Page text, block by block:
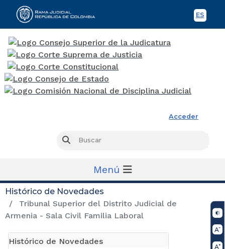
ES
Acceder
Buscar
Menú
Histórico de Novedades
Tribunal Superior del Distrito Judicial de
Armenia - Sala Civil Familia Laboral
Histórico de Novedades